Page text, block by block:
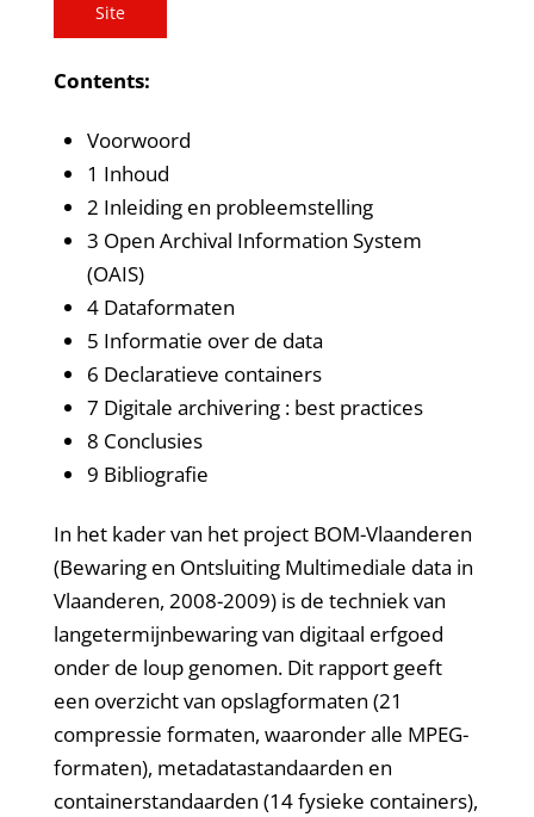
Site
Contents:
Voorwoord
1 Inhoud
2 Inleiding en probleemstelling
3 Open Archival Information System
(OAIS)
4 Dataformaten
5 Informatie over de data
6 Declaratieve containers
7 Digitale archivering : best practices
8 Conclusies
9 Bibliografie
In het kader van het project BOM-Vlaanderen
(Bewaring en Ontsluiting Multimediale data in
Vlaanderen, 2008-2009) is de techniek van
langetermijnbewaring van digitaal erfgoed
onder de loup genomen. Dit rapport geeft
een overzicht van opslagformaten (21
compressie formaten, waaronder alle MPEG-
formaten), metadatastandaarden en
containerstandaarden (14 fysieke containers),